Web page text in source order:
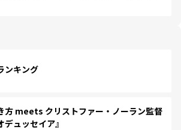
ンキング
方 meets クリストファー・ノーラン監督
デュッセイア』